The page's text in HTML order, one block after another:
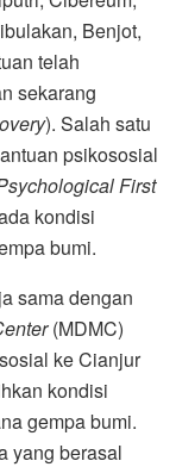
Benjot,
telah
sekarang
). Salah satu
psikososial
First
kondisi
bumi.
sama dengan
(MDMC)
ke Cianjur
kondisi
gempa bumi.
yang berasal